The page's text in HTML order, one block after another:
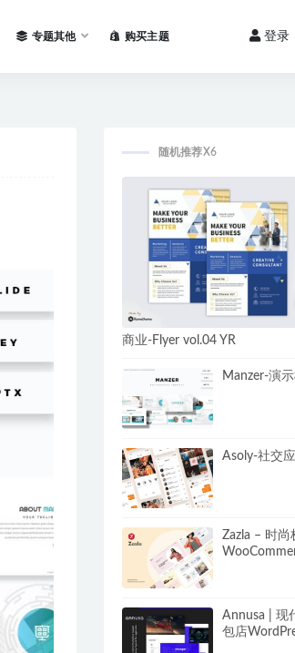
专题其他 购买主题 登录
随机推荐X6
商业-Flyer vol.04 YR
Manzer-演
Asoly-社交
Zazla – 时尚
Annusa | 现
包店